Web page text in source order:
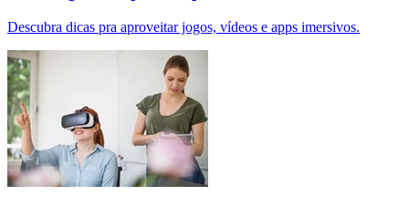
Descubra dicas pra aproveitar jogos, vídeos e apps imersivos.